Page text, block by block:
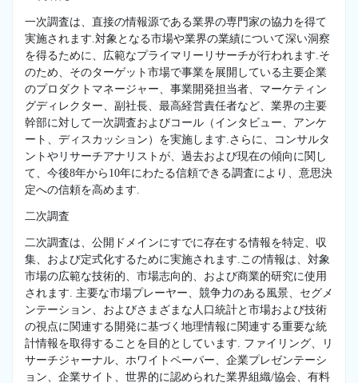
一次調査は、直接の情報源である業界の専門家の協力を得て
実施されます.対象となる市場や業界の業績について深い洞察
を得るために、広範なプライマリーリサーチが行われます.そ
のため、そのターゲット市場で事業を展開している主要企業
のプロダクトマネージャー、事業開発担当者、マーケティン
グディレクター、副社長、最高経営責任者など、業界の主要
幹部に対して一次調査およびコール（インタビュー、アンケ
ート、ディスカッション）を実施します.さらに、コンサルタ
ントやリサーチアナリストが、過去および現在の傾向に関し
て、今後8年から10年にわたる信頼できる調査により、意思決
定への信頼を高めます.
二次調査
二次調査は、公開ドメインにすでに存在する情報を特定、収
集、および定式化するために実施されます.この情報は、対象
市場の広範な技術的、市場志向的、および商業的研究に使用
されます. 主要な市場プレーヤー、競争力のある風景、セグメ
ンテーション、およびさまざまな人口統計と市場および技術
の視点に関連する開発に基づく地理情報に関連する重要な統
計情報を取得することを目的としています. ファイリング、リ
サーチジャーナル、ホワイトペーパー、企業プレゼンテーシ
ョン、企業サイト、世界的に認められた業界組織/協会、有料